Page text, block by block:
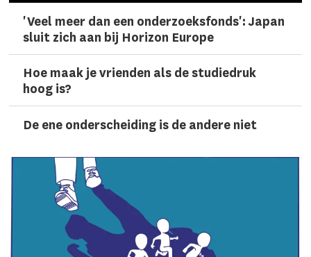
'Veel meer dan een onderzoeks­fonds': Japan
sluit zich aan bij Horizon Europe
Hoe maak je vrienden als de studiedruk
hoog is?
De ene onderscheiding is de andere niet